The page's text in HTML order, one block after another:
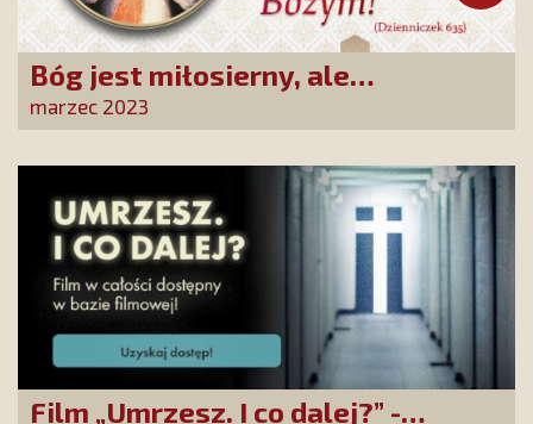
Bóg jest miłosierny, ale
sprawiedliwy!
marzec 2023
Film „Umrzesz. I co dalej?” -